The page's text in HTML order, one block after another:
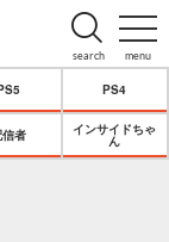
menu
search
PS5 PS4
信者
インサイドちゃ
ん